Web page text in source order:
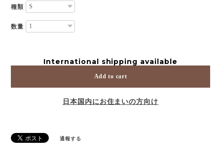
種類
数量
International shipping available
Add to cart
日本国内にお住まいの方向け
通報する